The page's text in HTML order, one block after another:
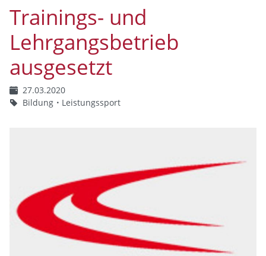
Trainings- und
Lehrgangsbetrieb
ausgesetzt
27.03.2020
Bildung
Leistungssport